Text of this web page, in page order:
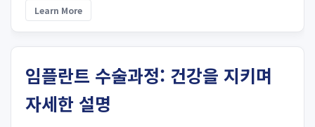
Learn More
임플란트 수술과정: 건강을 지키며
자세한 설명